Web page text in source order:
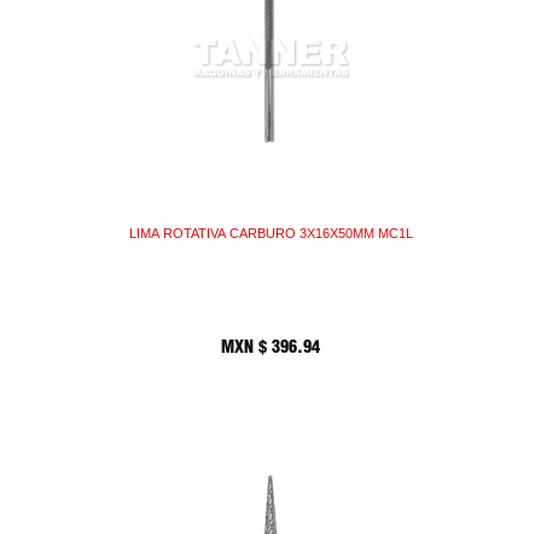
LIMA ROTATIVA CARBURO 3X16X50MM MC1L
MXN $ 396.94